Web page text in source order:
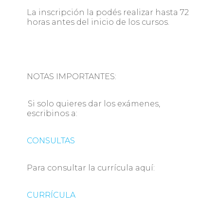
La inscripción la podés realizar hasta 72
horas antes del inicio de los cursos.
NOTAS IMPORTANTES:
Si solo quieres dar los exámenes,
escribinos a:
CONSULTAS
Para consultar la currícula aquí:
CURRÍCULA